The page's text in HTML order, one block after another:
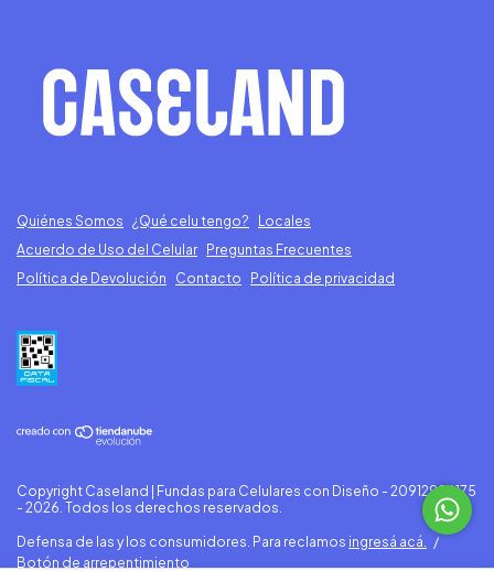
Quiénes Somos ¿Qué celu tengo?
Locales
Acuerdo de Uso del Celular
Preguntas Frecuentes
Política de Devolución
Contacto Política de privacidad
Copyright Caseland | Fundas para Celulares con Diseño - 20912996175
- 2026. Todos los derechos reservados.
Defensa de las y los consumidores. Para reclamos ingresá acá.
/
Botón de arrepentimiento